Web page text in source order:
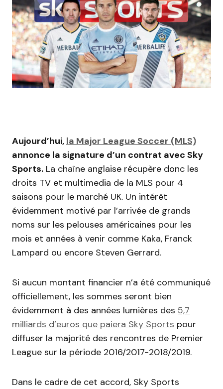
Aujourd’hui, la Major League Soccer (MLS)
annonce la signature d’un contrat avec Sky
Sports. La chaîne anglaise récupère donc les
droits TV et multimedia de la MLS pour 4
saisons pour le marché UK. Un intérêt
évidemment motivé par l’arrivée de grands
noms sur les pelouses américaines pour les
mois et années à venir comme Kaka, Franck
Lampard ou encore Steven Gerrard.
Si aucun montant financier n’a été communiqué
officiellement, les sommes seront bien
évidemment à des années lumières des 5,7
milliards d’euros que paiera Sky Sports pour
diffuser la majorité des rencontres de Premier
League sur la période 2016/2017-2018/2019.
Dans le cadre de cet accord, Sky Sports